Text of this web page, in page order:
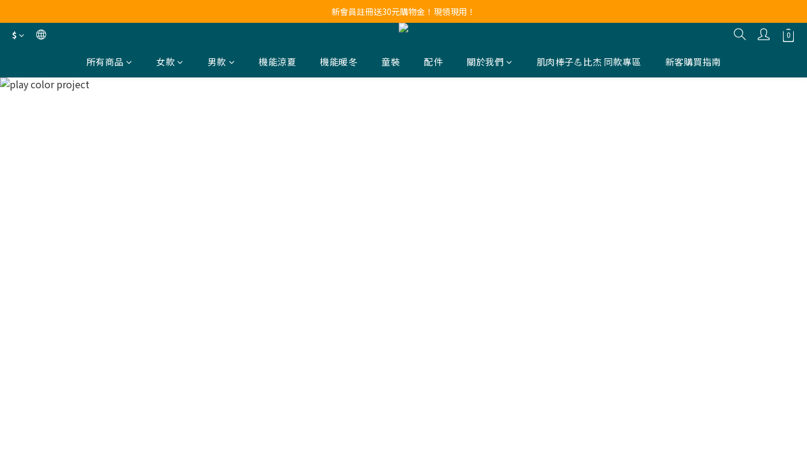
新會員註冊送30元購物金！現領現用！
新會員註冊送30元購物金！現領現用！
LINE官方帳號好友募集中！點我加入❤
新會員註冊送30元購物金！現領現用！
$
所有商品 女款 男款 機能涼夏 機能暖冬 童裝 配件 關於我們 肌肉棒子💪比杰 同款專區 新客購買指南